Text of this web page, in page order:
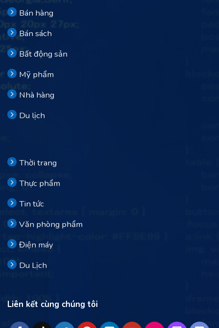
Bán hàng
Bán sách
Bất động sản
Mỹ phẩm
Nhà hàng
Du lịch
Thời trang
Thực phẩm
Tin tức
Văn phòng phẩm
Điện máy
Du Lịch
Liên kết cùng chúng tôi